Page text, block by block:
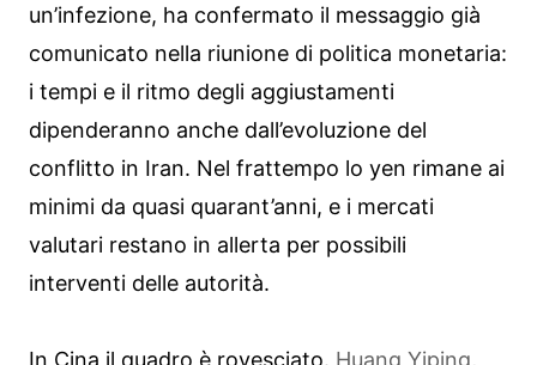
un’infezione, ha confermato il messaggio già
comunicato nella riunione di politica monetaria:
i tempi e il ritmo degli aggiustamenti
dipenderanno anche dall’evoluzione del
conflitto in Iran. Nel frattempo lo yen rimane ai
minimi da quasi quarant’anni, e i mercati
valutari restano in allerta per possibili
interventi delle autorità.
In Cina il quadro è rovesciato. Huang Yiping,